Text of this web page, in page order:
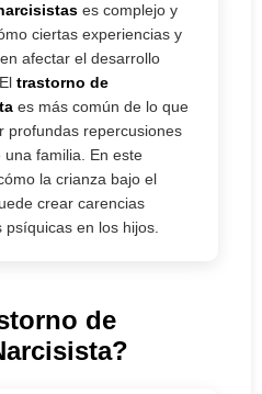
es complejo y
ciertas experiencias y
afectar el desarrollo
trastorno de
es más común de lo que
profundas repercusiones
familia. En este
la crianza bajo el
crear carencias
en los hijos.
de